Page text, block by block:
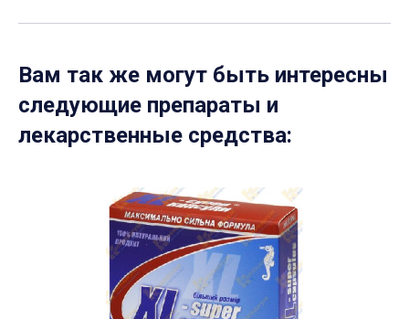
Вам так же могут быть интересны
следующие препараты и
лекарственные средства: